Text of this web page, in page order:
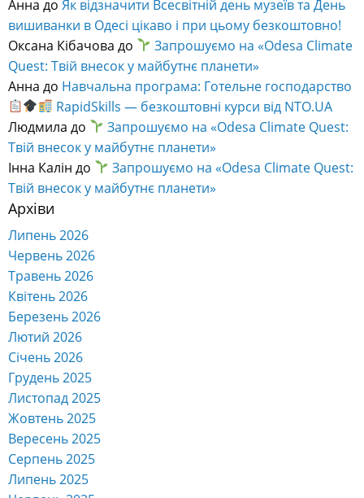
Quest: Твій внесок у майбутнє планети»
АннадоНавчальна програма: Готельне господарство
RapidSkills — безкоштовні курси від NTO.UA
Людмиладо
Запрошуємо на «Odesa Climate Quest:
Твій внесок у майбутнє планети»
Інна Каліндо
Запрошуємо на «Odesa Climate Quest:
Твій внесок у майбутнє планети»
Архіви
Липень 2026
Червень 2026
Квітень 2026
Березень 2026
Лютий 2026
Січень 2026
Грудень 2025
Листопад 2025
Жовтень 2025
Вересень 2025
Серпень 2025
Липень 2025
Червень 2025
Травень 2025
Квітень 2025